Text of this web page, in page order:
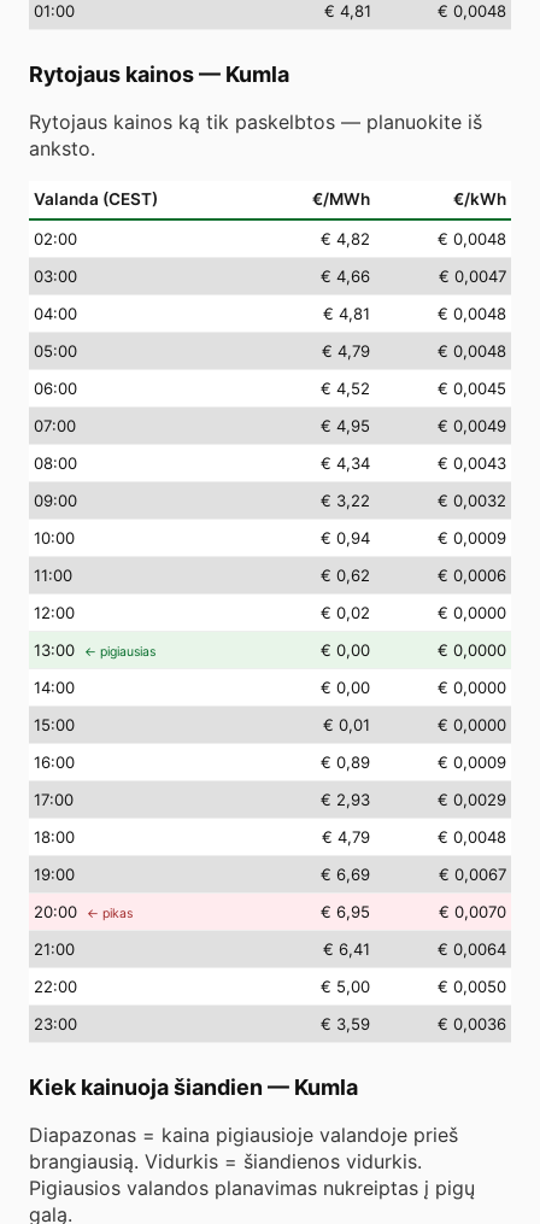
01:00 € 4,81 € 0,0048
Rytojaus kainos— Kumla
Rytojaus kainos ką tik paskelbtos — planuokite iš
anksto.
Valanda (CEST) €/MWh €/kWh
02:00 € 4,82
€ 0,0048
03:00 € 4,66
€ 0,0047
04:00 € 4,81
€ 0,0048
05:00 € 4,79
€ 0,0048
06:00 € 4,52
€ 0,0045
07:00 € 4,95
€ 0,0049
08:00 € 4,34
€ 0,0043
09:00 € 3,22
€ 0,0032
10:00 € 0,94
€ 0,0009
11:00 € 0,62
€ 0,0006
12:00 € 0,02
€ 0,0000
13:00 ← pigiausias € 0,00
€ 0,0000
14:00 € 0,00
€ 0,0000
15:00 € 0,01
€ 0,0000
16:00 € 0,89
€ 0,0009
17:00 € 2,93
€ 0,0029
18:00 € 4,79
€ 0,0048
19:00 € 6,69
€ 0,0067
20:00 ← pikas € 6,95
€ 0,0070
21:00 € 6,41
€ 0,0064
22:00 € 5,00
€ 0,0050
23:00 € 3,59 € 0,0036
Kiek kainuoja šiandien — Kumla
Diapazonas = kaina pigiausioje valandoje prieš
brangiausią. Vidurkis = šiandienos vidurkis.
Pigiausios valandos planavimas nukreiptas į pigų
galą.